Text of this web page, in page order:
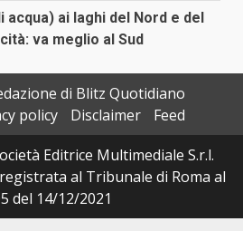
acqua) ai laghi del Nord e del
va meglio al Sud
di Blitz Quotidiano
policy Disclaimer
Feed
Editrice Multimediale S.r.l.
al Tribunale di Roma al
del 14/12/2021